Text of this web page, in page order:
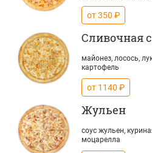
от 350 ₽
Сливочная
майонез, лосось,
картофель
от 1140 ₽
Жульен
соус жульен,
моцарелла